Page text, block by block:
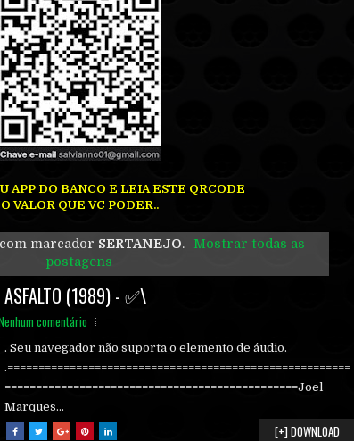
APP DO BANCO E LEIA ESTE QRCODE
O VALOR QUE VC PODER..
marcador SERTANEJO.
Mostrar todas as
postagens
ASFALTO (1989) - ✅\
comentário
. Seu navegador não suporta o elemento de áudio.
.=======================================================
===============================================Joel
Marques...
[+] DOWNLOAD